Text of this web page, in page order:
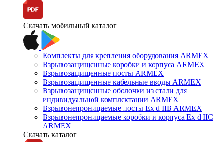
Скачать мобильный каталог
Комплекты для крепления оборудования ARMEX
Взрывозащищенные коробки и корпуса ARMEX
Взрывозащищенные посты ARMEX
Взрывозащищенные кабельные вводы ARMEX
Взрывозащищенные оболочки из стали для
индивидуальной комплектации ARMEX
Взрывонепроницаемые посты Ex d IIB ARMEX
Взрывонепроницаемые коробки и корпуса Ex d IIС
ARMEX
Скачать каталог